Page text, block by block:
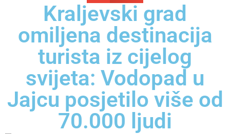
Kraljevski grad
omiljena destinacija
turista iz cijelog
svijeta: Vodopad u
Jajcu posjetilo više od
70.000 ljudi